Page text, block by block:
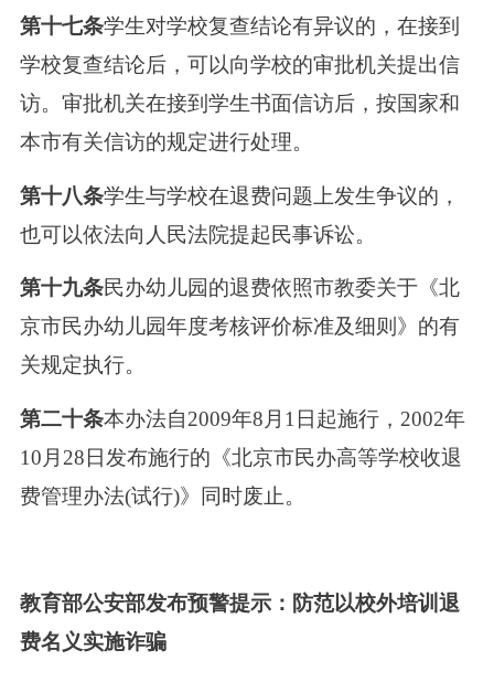
第十七条学生对学校复查结论有异议的，在接到
学校复查结论后，可以向学校的审批机关提出信
访。审批机关在接到学生书面信访后，按国家和
本市有关信访的规定进行处理。
第十八条学生与学校在退费问题上发生争议的，
也可以依法向人民法院提起民事诉讼。
第十九条民办幼儿园的退费依照市教委关于《北
京市民办幼儿园年度考核评价标准及细则》的有
关规定执行。
第二十条本办法自2009年8月1日起施行，2002年
10月28日发布施行的《北京市民办高等学校收退
费管理办法(试行)》同时废止。
教育部公安部发布预警提示：防范以校外培训退
费名义实施诈骗